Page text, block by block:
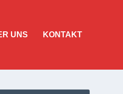
UNS KONTAKT